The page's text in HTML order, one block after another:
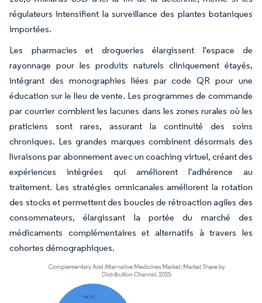
régulateurs intensifient la surveillance des plantes botaniques
importées.
Les pharmacies et drogueries élargissent l'espace de
rayonnage pour les produits naturels cliniquement étayés,
intégrant des monographies liées par code QR pour une
éducation sur le lieu de vente. Les programmes de commande
par courrier comblent les lacunes dans les zones rurales où les
praticiens sont rares, assurant la continuité des soins
chroniques. Les grandes marques combinent désormais des
livraisons par abonnement avec un coaching virtuel, créant des
expériences intégrées qui améliorent l'adhérence au
traitement. Les stratégies omnicanales améliorent la rotation
des stocks et permettent des boucles de rétroaction agiles des
consommateurs, élargissant la portée du marché des
médicaments complémentaires et alternatifs à travers les
cohortes démographiques.